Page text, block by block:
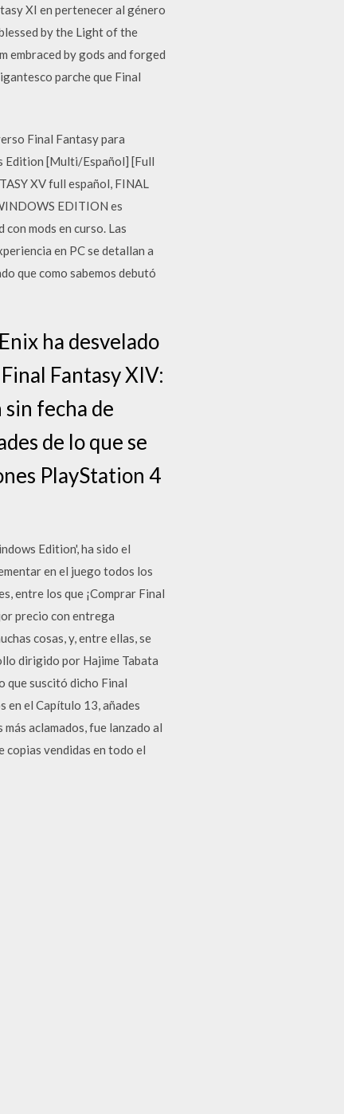
XI en pertenecer al género
by the Light of the
embraced by gods and forged
parche que Final
Final Fantasy para
Edition [Multi/Español] [Full
XV full español, FINAL
EDITION es
mods en curso. Las
en PC se detallan a
que como sabemos debutó
ha desvelado
Fantasy XIV:
fecha de
de lo que se
PlayStation 4
Edition', ha sido el
en el juego todos los
entre los que ¡Comprar Final
precio con entrega
cosas, y, entre ellas, se
dirigido por Hajime Tabata
que suscitó dicho Final
en el Capítulo 13, añades
aclamados, fue lanzado al
copias vendidas en todo el